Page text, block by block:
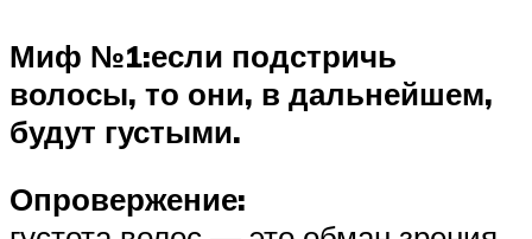
Миф №1:если подстричь
волосы, то они, в дальнейшем,
будут густыми.
Опровержение: